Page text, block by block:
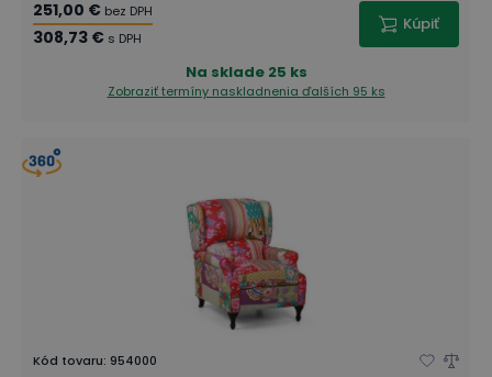
251,00 € bez DPH
308,73 € s DPH
Kúpiť
Na sklade 25 ks
Zobraziť termíny naskladnenia ďalších 95 ks
Kód tovaru: 954000